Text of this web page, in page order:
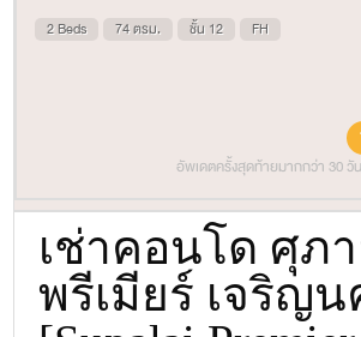
2 Beds 74 ตรม. ชั้น 12 FH
อัพเดตครั้งสุดท้ายมากกว่า 30 วัน
เช่าคอนโด ศุภ
พรีเมียร์ เจริญน